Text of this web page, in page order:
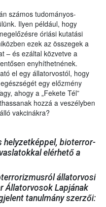
számos tudományos-
Ilyen például, hogy
óriási kutatási
ezek az összegek a
– és ezáltal közvetve a
enyhíthetnének.
el egy állatorvostól, hogy
egy előzmény
ahogy a „Fekete Tél”
hozzá a veszélyben
vakcinákra?
helyzetképpel, bioterror-
elérhető a
állatorvosi
Állatorvosok Lapjának
tanulmány szerzői: